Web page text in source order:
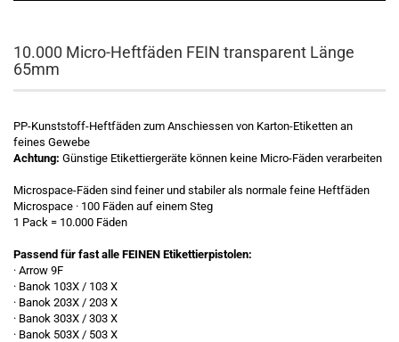
10.000 Micro-Heftfäden FEIN transparent Länge
65mm
PP-Kunststoff-Heftfäden zum Anschiessen von Karton-Etiketten an
feines Gewebe
Achtung: Günstige Etikettiergeräte können keine Micro-Fäden verarbeiten
Microspace-Fäden sind feiner und stabiler als normale feine Heftfäden
Microspace · 100 Fäden auf einem Steg
1 Pack = 10.000 Fäden
Passend für fast alle FEINEN Etikettierpistolen:
· Arrow 9F
· Banok 103X / 103 X
· Banok 203X / 203 X
· Banok 303X / 303 X
· Banok 503X / 503 X